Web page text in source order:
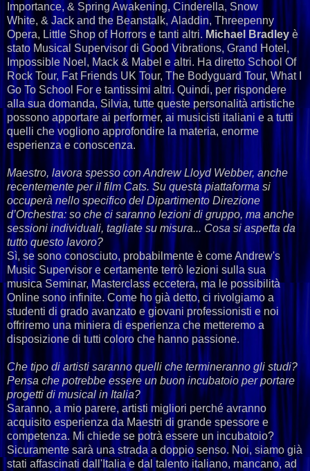
Importance, & Spring Awakening, Cinderella, Snow
White, & Jack and the Beanstalk, Aladdin, Threepenny
Opera, Little Shop of Horrors e tanti altri. Michael Bradley è
stato Musical Supervisor di Good Vibrations, Grand Hotel,
Impossible Noel, Mack & Mabel e altri. Ha diretto School Of
Rock Tour, Fat Friends UK Tour, The Bodyguard Tour, What I
Go To School For e tantissimi altri. Quindi, per rispondere
alla sua domanda, Silvia, tutte queste personalità artistiche
possono apportare ai performer, ai musicisti italiani e a tutti
quelli che vogliono approfondire la materia, enorme
esperienza e conoscenza.
Maestro, lavora spesso con Andrew Lloyd Webber, anche
recentemente per il film Cats. Su questa piattaforma si
occuperà nello specifico del Dipartimento Direzione
d’Orchestra: so che ci saranno lezioni di gruppo, ma anche
sessioni individuali, tagliate su misura... Cosa si aspetta da
tutto questo lavoro?
Sì, se sono conosciuto, probabilmente è come Andrew's
Music Supervisor e certamente terrò lezioni sulla sua
musica Seminar, Masterclass eccetera, ma le possibilità
Online sono infinite. Come ho già detto, ci rivolgiamo a
studenti di grado avanzato e giovani professionisti e noi
offriremo una miniera di esperienza che metteremo a
disposizione di tutti coloro che hanno passione.
Che tipo di artisti saranno quelli che termineranno gli studi?
Pensa che potrebbe essere un buon incubatoio per portare
progetti di musical in Italia?
Saranno, a mio parere, artisti migliori perché avranno
acquisito esperienza da Maestri di grande spessore e
competenza. Mi chiede se potrà essere un incubatoio?
Sicuramente sarà una strada a doppio senso. Noi, siamo già
stati affascinati dall'Italia e dal talento italiano, mancano, ad